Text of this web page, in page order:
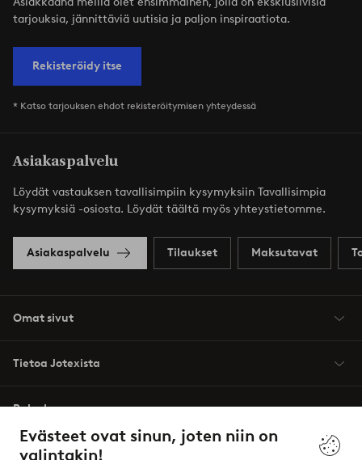
Evästeet ovat sinun, joten niin on
valintakin!
tarjouksia, jännittäviä uutisia ja paljon inspiraatiota.
Rekisteröidy itse
* Katso tarjouksen ehdot rekisteröitymisen yhteydessä
Asiakaspalvelu
Löydät vastauksen tavallisimpiin kysymyksiin Tavallisimpia
kysymyksiä -osiosta. Löydät täältä myös yhteystietomme.
Asiakaspalvelu Tilaukset Maksutavat
Omat sivut
Tietoa Jotexista
Palvelumme
Ehdot